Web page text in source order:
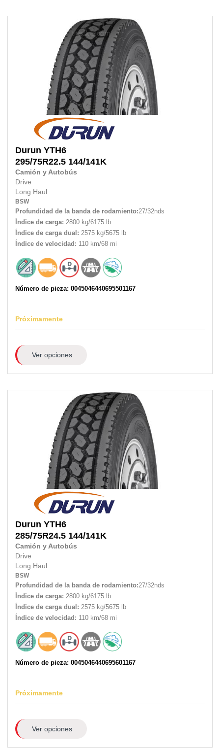
Durun YTH6
295/75R22.5 144/141K
Camión y Autobús
Drive
Long Haul
BSW
Profundidad de la banda de rodamiento:27/32nds
Índice de carga: 2800 kg/6175 lb
Índice de carga dual: 2575 kg/5675 lb
Índice de velocidad: 110 km/68 mi
Número de pieza: 0045046440695501167
Próximamente
Ver opciones
Durun YTH6
285/75R24.5 144/141K
Camión y Autobús
Drive
Long Haul
BSW
Profundidad de la banda de rodamiento:27/32nds
Índice de carga: 2800 kg/6175 lb
Índice de carga dual: 2575 kg/5675 lb
Índice de velocidad: 110 km/68 mi
Número de pieza: 0045046440695601167
Próximamente
Ver opciones